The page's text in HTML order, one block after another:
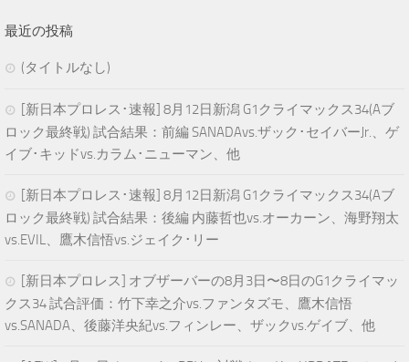
最近の投稿
(タイトルなし)
[新日本プロレス･速報] 8月12日新潟 G1クライマックス34(Aブ
ロック最終戦) 試合結果：前編 SANADAvs.ザック･セイバーJr.、ゲ
イブ･キッドvs.カラム･ニューマン、他
[新日本プロレス･速報] 8月12日新潟 G1クライマックス34(Aブ
ロック最終戦) 試合結果：後編 内藤哲也vs.オーカーン、海野翔太
vs.EVIL、鷹木信悟vs.ジェイク･リー
[新日本プロレス] オブザーバーの8月3日〜8日のG1クライマッ
クス34 試合評価：竹下幸之介vs.ファンタズモ、鷹木信悟
vs.SANADA、後藤洋央紀vs.フィンレー、ザックvs.ゲイブ、他